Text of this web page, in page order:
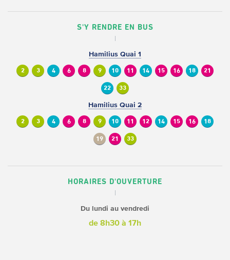
S'Y RENDRE EN BUS
Hamilius Quai 1
2 3 4 6 8 9 10 11 14 15 16 18 21
22 33
Hamilius Quai 2
2 3 4 6 8 9 10 11 12 14 15 16 18
19 21 33
HORAIRES D'OUVERTURE
Du lundi au vendredi
de 8h30 à 17h